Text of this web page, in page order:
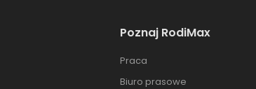
Poznaj RodiMax
Praca
Biuro prasowe